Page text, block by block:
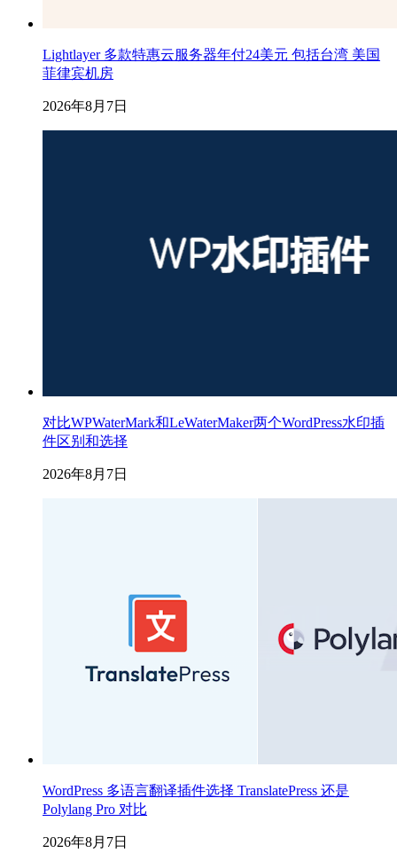
Lightlayer 多款特惠云服务器年付24美元 包括台湾 美国
菲律宾机房
2026年8月7日
对比WPWaterMark和LeWaterMaker两个WordPress水印插
件区别和选择
2026年8月7日
WordPress 多语言翻译插件选择 TranslatePress 还是
Polylang Pro 对比
2026年8月7日